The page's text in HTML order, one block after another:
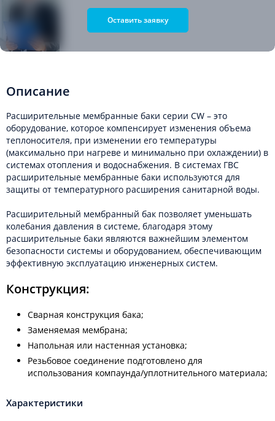
Оставить заявку
Описание
Расширительные мембранные баки серии CW – это
оборудование, которое компенсирует изменения объема
теплоносителя, при изменении его температуры
(максимально при нагреве и минимально при охлаждении) в
системах отопления и водоснабжения. В системах ГВС
расширительные мембранные баки используются для
защиты от температурного расширения санитарной воды.
Расширительный мембранный бак позволяет уменьшать
колебания давления в системе, благодаря этому
расширительные баки являются важнейшим элементом
безопасности системы и оборудованием, обеспечивающим
эффективную эксплуатацию инженерных систем.
Конструкция:
Сварная конструкция бака;
Заменяемая мембрана;
Напольная или настенная установка;
Резьбовое соединение подготовлено для
использования компаунда/уплотнительного материала;
Характеристики